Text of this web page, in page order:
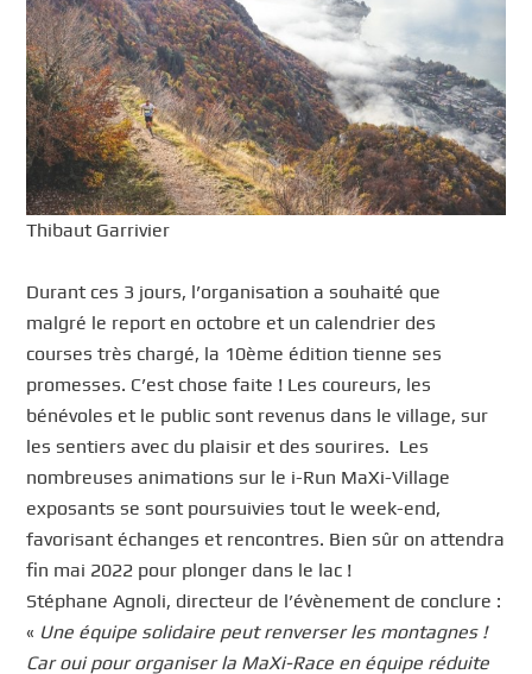
Thibaut Garrivier
Durant ces 3 jours, l’organisation a souhaité que
malgré le report en octobre et un calendrier des
courses très chargé, la 10ème édition tienne ses
promesses. C’est chose faite ! Les coureurs, les
bénévoles et le public sont revenus dans le village, sur
les sentiers avec du plaisir et des sourires. Les
nombreuses animations sur le i-Run MaXi-Village
exposants se sont poursuivies tout le week-end,
favorisant échanges et rencontres. Bien sûr on attendra
fin mai 2022 pour plonger dans le lac !
Stéphane Agnoli, directeur de l’évènement de conclure :
« Une équipe solidaire peut renverser les montagnes !
Car oui pour organiser la MaXi-Race en équipe réduite